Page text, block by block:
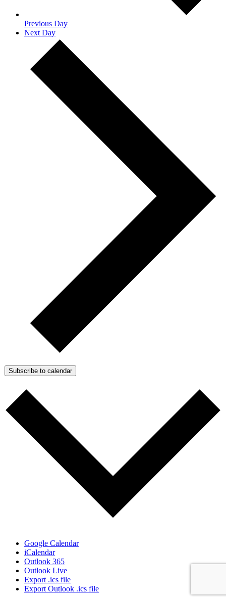
Previous Day
Next Day
Subscribe to calendar
Google Calendar
iCalendar
Outlook 365
Outlook Live
Export .ics file
Export Outlook .ics file